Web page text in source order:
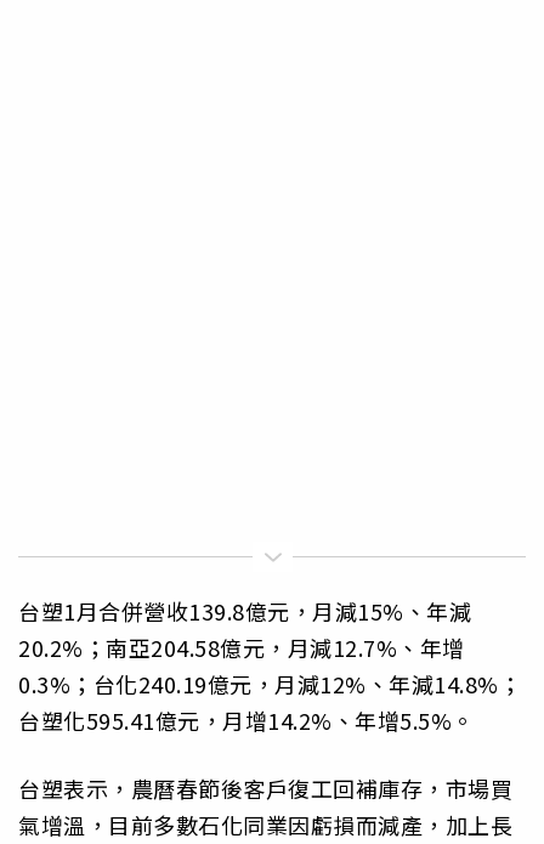
台塑1月合併營收139.8億元，月減15%、年減
20.2%；南亞204.58億元，月減12.7%、年增
0.3%；台化240.19億元，月減12%、年減14.8%；
台塑化595.41億元，月增14.2%、年增5.5%。
台塑表示，農曆春節後客戶復工回補庫存，市場買
氣增溫，目前多數石化同業因虧損而減產，加上長